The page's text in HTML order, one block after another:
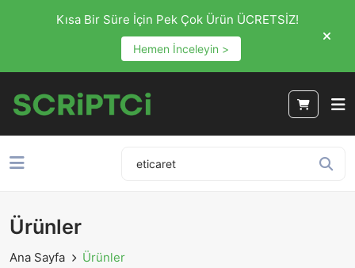
Kısa Bir Süre İçin Pek Çok Ürün ÜCRETSİZ!
Hemen İnceleyin >
Ürünler
Ana Sayfa Ürünler